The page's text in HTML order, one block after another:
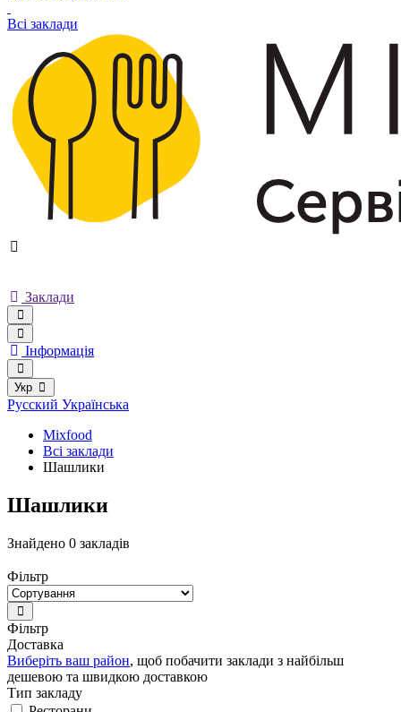
Всі заклади
Заклади
Інформація
Укр
Русский Українська
Mixfood
Всі заклади
Шашлики
Шашлики
Знайдено 0 закладів
Фільтр
Фільтр
Доставка
Виберіть ваш район, щоб побачити заклади з найбільш
дешевою та швидкою доставкою
Тип закладу